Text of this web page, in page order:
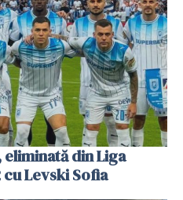
din Liga
Levski Sofia